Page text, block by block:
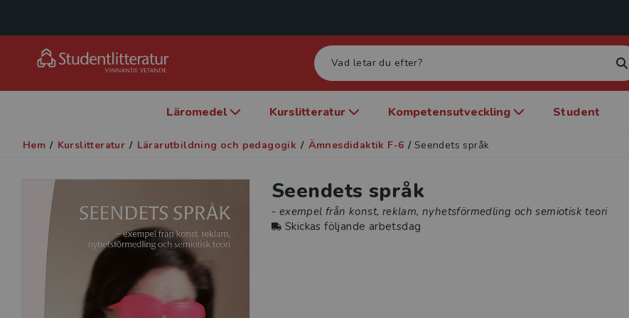
Läromedel Kurslitteratur Kompetensutveckling Student
Hem / Kurslitteratur / Lärarutbildning och pedagogik / Ämnesdidaktik F-6 / Seendets språk
Seendets språk
- exempel från konst, reklam, nyhetsförmedling och semiotisk teori
Skickas följande arbetsdag